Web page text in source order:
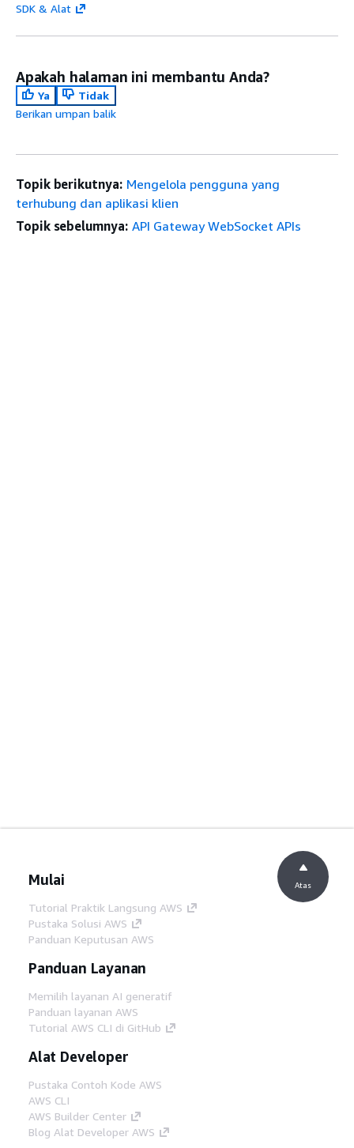
SDK & Alat
Apakah halaman ini membantu Anda?
Ya
Tidak
Berikan umpan balik
Topik berikutnya: Mengelola pengguna yang
terhubung dan aplikasi klien
Topik sebelumnya: API Gateway WebSocket APIs
Mulai
Tutorial Praktik Langsung AWS
Pustaka Solusi AWS
Panduan Keputusan AWS
Panduan Layanan
Memilih layanan AI generatif
Panduan layanan AWS
Tutorial AWS CLI di GitHub
Alat Developer
Pustaka Contoh Kode AWS
AWS CLI
AWS Builder Center
Blog Alat Developer AWS
Atas